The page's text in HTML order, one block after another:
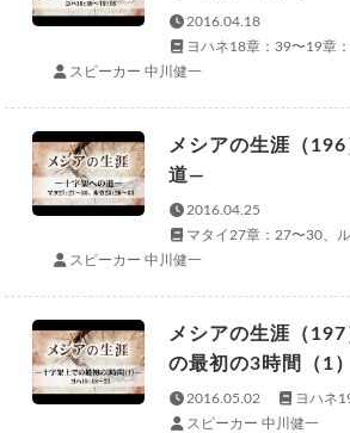
2016.04.18
ヨハネ18章：39〜19章
スピーカー 中川健一
メシアの生涯（
道—
2016.04.25
マタイ27章：27〜30、
スピーカー 中川健一
メシアの生涯（
の最初の3時間（1
2016.05.02
ヨハネ
スピーカー 中川健一